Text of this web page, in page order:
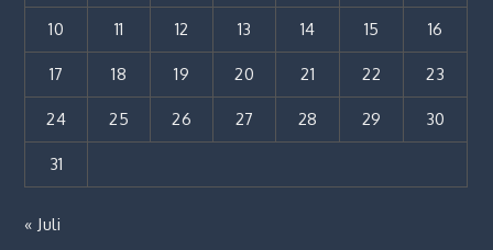
10 11 12 13 14 15 16
17 18 19 20 21 22 23
24 25 26 27 28 29 30
31
« Juli